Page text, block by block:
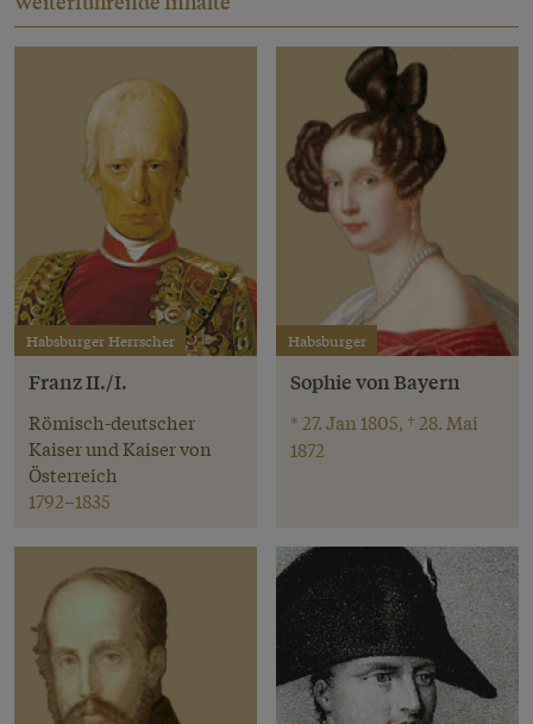
Habsburger Herrscher
Franz II./I.
Römisch-deutscher
Kaiser und Kaiser von
Österreich
1792–1835
Habsburger
Sophie von Bayern
* 27. Jan 1805, † 28. Mai
1872